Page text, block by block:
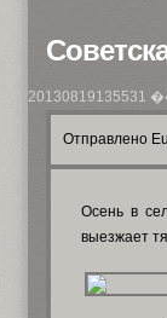
20130819135531
Отправлено
Осень в
выезжает